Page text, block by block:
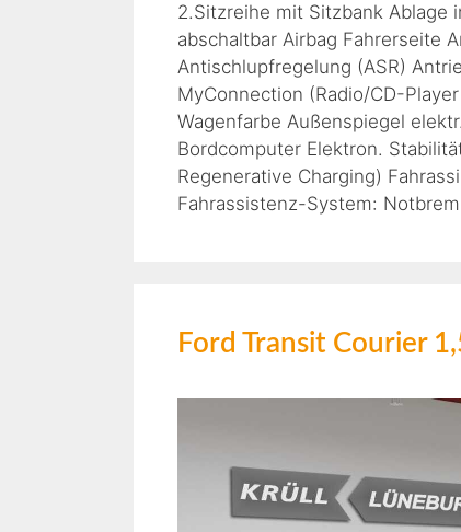
2.Sitzreihe mit Sitzbank Ablage
abschaltbar Airbag Fahrerseite
Antischlupfregelung (ASR)
MyConnection (Radio/CD-
Wagenfarbe Außenspiegel
Bordcomputer Elektron.
Regenerative Charging)
Fahrassistenz-System:
Ford Transit Courier